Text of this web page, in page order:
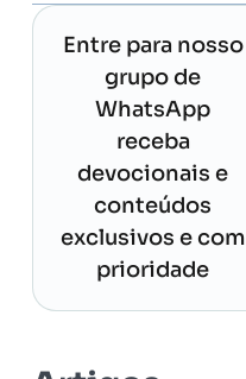
Entre para nosso
grupo de
WhatsApp
receba
devocionais e
conteúdos
exclusivos e com
prioridade